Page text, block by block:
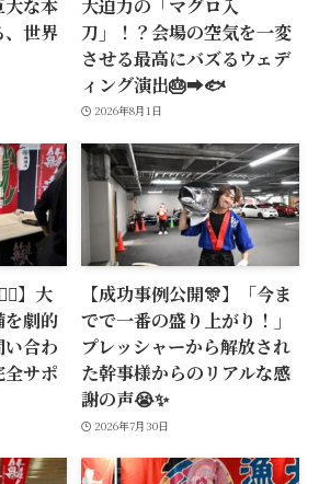
大な本
、世界
大迫力の「マグロ入
刀」！？会場の空気を一変
させる最高にバズるウェデ
ィング演出🎂➡️🐟
2026年8月1日
】大
劇的
合わ
サポ
【成功事例公開🎊】「今ま
でで一番の盛り上がり！」
プレッシャーから解放され
た幹事様からのリアルな感
謝の声😭✨
2026年7月30日